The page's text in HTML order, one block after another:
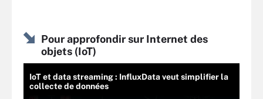
Pour approfondir sur Internet des
objets (IoT)
IoT et data streaming : InfluxData veut simplifier la
collecte de données